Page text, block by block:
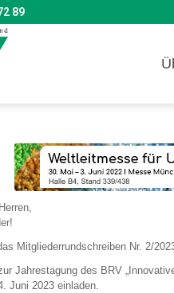
89
Mitgliederrundschreiben Nr. 2/
Jahrestagung des BRV
Juni 2023 einladen.